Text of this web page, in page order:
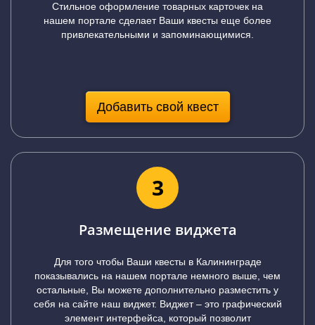
Стильное оформление товарных карточек на
нашем портале сделает Ваши квесты еще более
привлекательными и запоминающимися.
Добавить свой квест
3
Размещение виджета
Для того чтобы Ваши квесты в Калининграде
показывались на нашем портале немного выше, чем
остальные, Вы можете дополнительно разместить у
себя на сайте наш виджет. Виджет – это графический
элемент интерфейса, который позволит